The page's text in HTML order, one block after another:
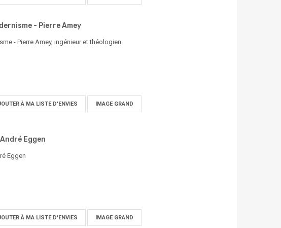
- Pierre Amey
- Pierre Amey, ingénieur et théologien
À MA LISTE D'ENVIES IMAGE GRAND
Eggen
Eggen
À MA LISTE D'ENVIES IMAGE GRAND